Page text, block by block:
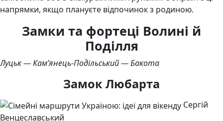
напрямки, якщо плануєте відпочинок з родиною.
Замки та фортеці Волині й
Поділля
Луцьк — Кам’янець-Подільський — Бакота
Замок Любарта
Сергій
Венцеславський